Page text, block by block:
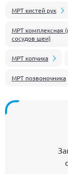
МРТ кистей рук
МРТ комплексная
сосудов шеи)
МРТ копчика
МРТ позвоночника